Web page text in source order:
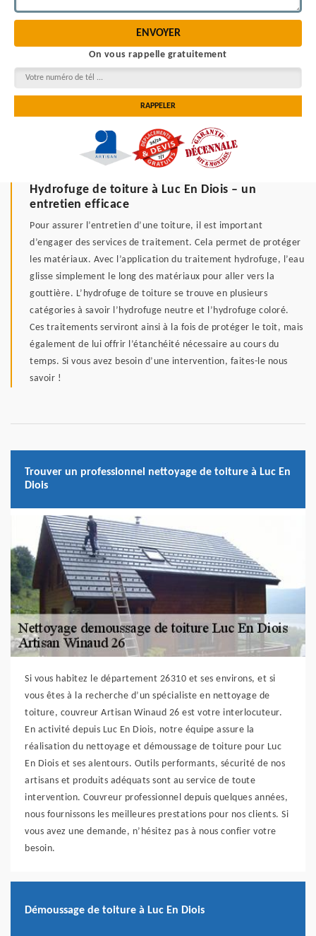
On vous rappelle gratuitement
Hydrofuge de toiture à Luc En Diois – un
entretien efficace
Pour assurer l’entretien d’une toiture, il est important
d’engager des services de traitement. Cela permet de protéger
les matériaux. Avec l’application du traitement hydrofuge, l’eau
glisse simplement le long des matériaux pour aller vers la
gouttière. L’hydrofuge de toiture se trouve en plusieurs
catégories à savoir l’hydrofuge neutre et l’hydrofuge coloré.
Ces traitements serviront ainsi à la fois de protéger le toit, mais
également de lui offrir l’étanchéité nécessaire au cours du
temps. Si vous avez besoin d’une intervention, faites-le nous
savoir !
Trouver un professionnel nettoyage de toiture à Luc En
Diois
Si vous habitez le département 26310 et ses environs, et si
vous êtes à la recherche d’un spécialiste en nettoyage de
toiture, couvreur Artisan Winaud 26 est votre interlocuteur.
En activité depuis Luc En Diois, notre équipe assure la
réalisation du nettoyage et démoussage de toiture pour Luc
En Diois et ses alentours. Outils performants, sécurité de nos
artisans et produits adéquats sont au service de toute
intervention. Couvreur professionnel depuis quelques années,
nous fournissons les meilleures prestations pour nos clients. Si
vous avez une demande, n’hésitez pas à nous confier votre
besoin.
Démoussage de toiture à Luc En Diois